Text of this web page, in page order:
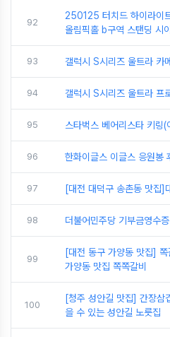
92
250125 터치드 하이라이
올림픽홀 b구역 스탠딩 시
93 갤럭시 S시리즈 울트라 카
94 갤럭시 S시리즈 울트라 프
95 스타벅스 베어리스타 키링(
96 한화이글스 이글스 응원봉
97 [대전 대덕구 송촌동 맛집]
98 더불어민주당 기부금영수
99
[대전 동구 가양동 맛집]
가양동 맛집 쪽쪽갈비
100
[청주 성안길 맛집] 간장삼
을 수 있는 성안길 노릇집